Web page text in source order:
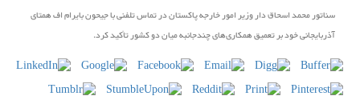
سناتور محمد اسحاق دار وزیر امور خارجه پاکستان در تماس تلفنی با جیحون بایرام اف همتای
آذربایجانی خود بر تعمیق همکاری‌های چندجانبه میان دو کشور تأکید کرد.